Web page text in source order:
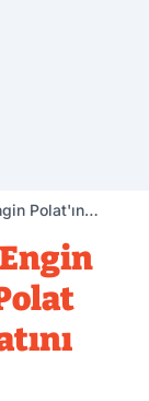
Polat'ın